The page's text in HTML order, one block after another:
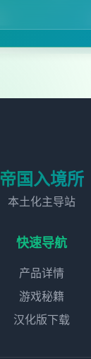
帝国入境所
本土化主导站
快速导航
产品详情
游戏秘籍
汉化版下载